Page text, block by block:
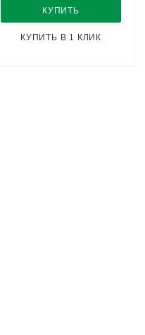
КУПИТЬ
КУПИТЬ В 1 КЛИК